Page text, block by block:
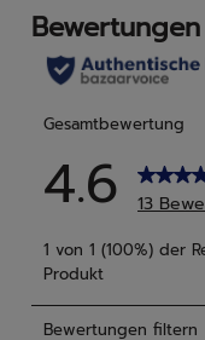
Bewertungen